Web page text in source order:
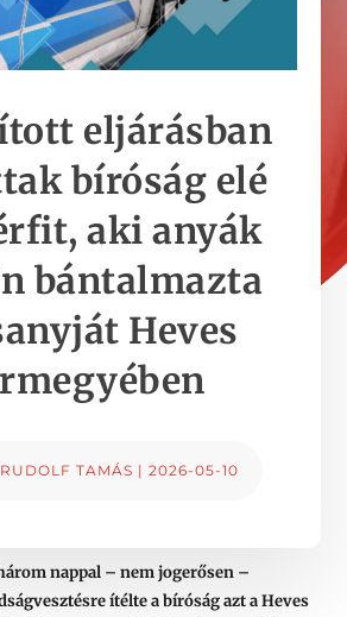
eljárásban
bíróság elé
aki anyák
bántalmazta
Heves
RUDOLF TAMÁS | 2026-05-10
nappal – nem jogerősen –
ítélte a bíróság azt a Heves